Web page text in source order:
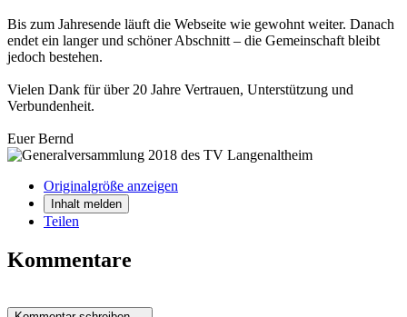
Bis zum Jahresende läuft die Webseite wie gewohnt weiter. Danach
endet ein langer und schöner Abschnitt – die Gemeinschaft bleibt
jedoch bestehen.
Vielen Dank für über 20 Jahre Vertrauen, Unterstützung und
Verbundenheit.
Euer Bernd
Originalgröße anzeigen
Inhalt melden
Teilen
Kommentare